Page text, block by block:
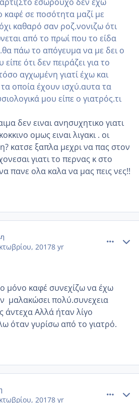
σε ποσότητα μαζί με
καθαρό σαν ροζ.νονιζω ότι
από το πρωί που το είδα
πάω το απόγευμα να με δει ο
ότι δεν πειράζει για το
αγχωμένη γιατί έχω και
οποία έχουν ισχύ.αυτα τα
μου είπε ο γιατρός.τι
δεν ειναι ανησυχητικο γιατι
ομως ειναι λιγακι . οι
κατσε ξαπλα μεχρι να πας στον
γιατι το περνας κ στο
πανε ολα καλα να μας πεις νες!!
20178 yr
μόνο καφέ συνεχίζω να έχω
μαλακώσει πολύ.συνεχεια
άντεχα Αλλά ήταν λίγο
όταν γυρίσω από το γιατρό.
20178 yr